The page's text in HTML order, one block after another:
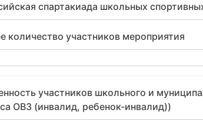
спартакиада школьных
количество участников мероприятия
участников школьного и
ОВЗ (инвалид, ребенок-инвалид))